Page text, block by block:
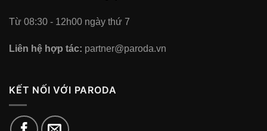
Từ 08:30 - 12h00 ngày thứ 7
Liên hệ hợp tác: partner@paroda.vn
KẾT NỐI VỚI PARODA